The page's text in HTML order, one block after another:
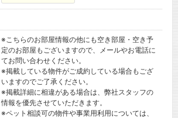
※こちらのお部屋情報の他にも空き部屋・空き予
定のお部屋もございますので、メールやお電話に
てお問い合わせください。
※掲載している物件がご成約している場合もござ
いますのでご了承ください。
※掲載詳細に相違がある場合は、弊社スタッフの
情報を優先させていただきます。
※ペット相談可の物件や事業用利用については、